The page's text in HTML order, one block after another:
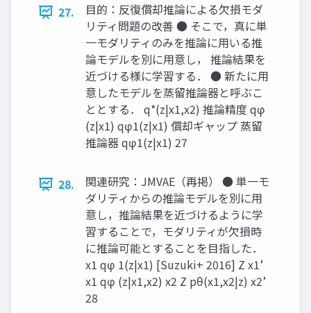
27.
目的：反復償却推論による欠損モダ
リティ問題の改善 ● そこで，真に単
一モダリティのみを推論に用いる推
論モデルを別に用意し， 推論結果を
近づける様に学習する． ● 新たに用
意したモデルを蒸留推論器と呼ぶこ
ととする． q*(z|x1,x2) 推論精度 qφ
(z|x1) qφ1(z|x1) 償却ギャップ 蒸留
推論器 qφ1(z|x1) 27
28.
関連研究：JMVAE（再掲） ● 単一モ
ダリティからの推論モデルを別に⽤
意し，推論結果を近づけるように学
習することで，モダリティが欠損時
に推論可能とすることを目指した．
x1 qφ 1(z|x1) [Suzuki+ 2016] Z x1’
x1 qφ (z|x1,x2) x2 Z pθ(x1,x2|z) x2’
28